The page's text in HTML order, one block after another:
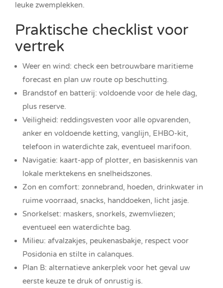
leuke zwemplekken.
Praktische checklist voor
vertrek
Weer en wind: check een betrouwbare maritieme
forecast en plan uw route op beschutting.
Brandstof en batterij: voldoende voor de hele dag,
plus reserve.
Veiligheid: reddingsvesten voor alle opvarenden,
anker en voldoende ketting, vanglijn, EHBO-kit,
telefoon in waterdichte zak, eventueel marifoon.
Navigatie: kaart-app of plotter, en basiskennis van
lokale merktekens en snelheidszones.
Zon en comfort: zonnebrand, hoeden, drinkwater in
ruime voorraad, snacks, handdoeken, licht jasje.
Snorkelset: maskers, snorkels, zwemvliezen;
eventueel een waterdichte bag.
Milieu: afvalzakjes, peukenasbakje, respect voor
Posidonia en stilte in calanques.
Plan B: alternatieve ankerplek voor het geval uw
eerste keuze te druk of onrustig is.